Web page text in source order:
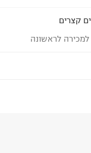
קצרים
לראשונה